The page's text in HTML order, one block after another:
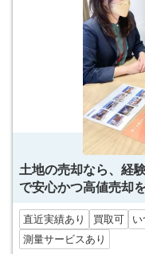
宮城郡七ヶ浜
宮城郡
遠田郡美里町 牡鹿郡
土地の売却なら、経
で安心かつ高値売却
直近実績あり 買取可
測量サービスあり